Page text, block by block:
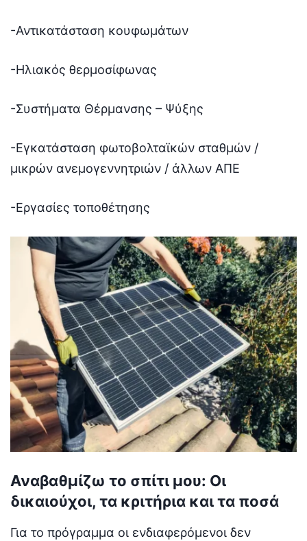
-Αντικατάσταση κουφωμάτων
-Ηλιακός θερμοσίφωνας
-Συστήματα Θέρμανσης – Ψύξης
-Εγκατάσταση φωτοβολταϊκών σταθμών /
μικρών ανεμογεννητριών / άλλων ΑΠΕ
-Εργασίες τοποθέτησης
Αναβαθμίζω το σπίτι μου: Οι
δικαιούχοι, τα κριτήρια και τα ποσά
Για το πρόγραμμα οι ενδιαφερόμενοι δεν